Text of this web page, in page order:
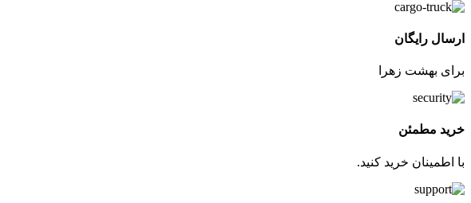
ارسال رایگان
برای بهشت زهرا
خرید مطمئن
با اطمینان خرید کنید.